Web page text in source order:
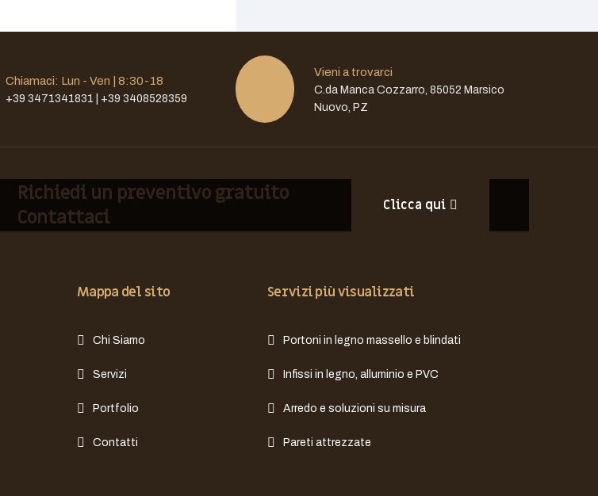
Chiamaci: Lun - Ven | 8:30-18
+39 3471341831 | +39 3408528359
Vieni a trovarci
C.da Manca Cozzarro, 85052 Marsico
Nuovo, PZ
Richiedi un preventivo gratuito
Contattaci
Clicca qui
Mappa del sito
Chi Siamo
Servizi
Portfolio
Contatti
Servizi più visualizzati
Portoni in legno massello e blindati
Infissi in legno, alluminio e PVC
Arredo e soluzioni su misura
Pareti attrezzate